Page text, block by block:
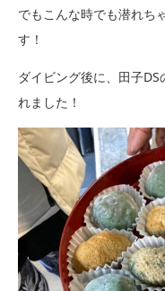
でもこんな時でも潜れち
す！
ダイビング後に、田子
れました！